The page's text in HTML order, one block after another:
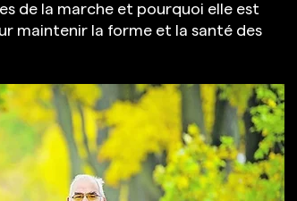
de la marche et pourquoi elle est
maintenir la forme et la santé des